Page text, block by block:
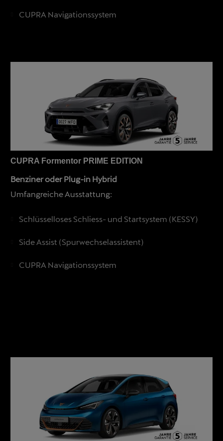
CUPRA Navigationssystem
CUPRA Formentor PRIME EDITION
Benziner oder Plug-in Hybrid
Umfangreiche Ausstattung:
Schlüsselloses Schliess- und Startsystem (KESSY)
Side Assist (Spurwechselassistent)
CUPRA Navigationssystem